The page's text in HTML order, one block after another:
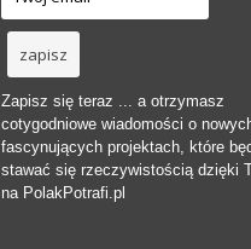
Zapisz się teraz ... a otrzymasz
cotygodniowe wiadomości o
fascynujących projektach, które
stawać się rzeczywistością dzięki
na PolakPotrafi.pl